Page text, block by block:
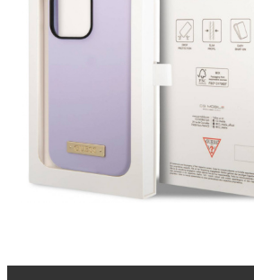
При оформлении заказа на
примерная сумма доставки,
измениться в силу не зависящих
Более подробная информация
оплате настранице .